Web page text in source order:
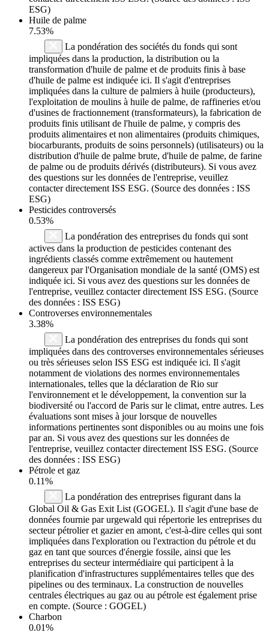
ESG)
Huile de palme
7.53%
La pondération des sociétés du fonds qui sont
impliquées dans la production, la distribution ou la
transformation d'huile de palme et de produits finis à base
d'huile de palme est indiquée ici. Il s'agit d'entreprises
impliquées dans la culture de palmiers à huile (producteurs),
l'exploitation de moulins à huile de palme, de raffineries et/ou
d'usines de fractionnement (transformateurs), la fabrication de
produits finis utilisant de l'huile de palme, y compris des
produits alimentaires et non alimentaires (produits chimiques,
biocarburants, produits de soins personnels) (utilisateurs) ou la
distribution d'huile de palme brute, d'huile de palme, de farine
de palme ou de produits dérivés (distributeurs). Si vous avez
des questions sur les données de l'entreprise, veuillez
contacter directement ISS ESG. (Source des données : ISS
ESG)
Pesticides controversés
0.53%
La pondération des entreprises du fonds qui sont
actives dans la production de pesticides contenant des
ingrédients classés comme extrêmement ou hautement
dangereux par l'Organisation mondiale de la santé (OMS) est
indiquée ici. Si vous avez des questions sur les données de
l'entreprise, veuillez contacter directement ISS ESG. (Source
des données : ISS ESG)
Controverses environnementales
3.38%
La pondération des entreprises du fonds qui sont
impliquées dans des controverses environnementales sérieuses
ou très sérieuses selon ISS ESG est indiquée ici. Il s'agit
notamment de violations des normes environnementales
internationales, telles que la déclaration de Rio sur
l'environnement et le développement, la convention sur la
biodiversité ou l'accord de Paris sur le climat, entre autres. Les
évaluations sont mises à jour lorsque de nouvelles
informations pertinentes sont disponibles ou au moins une fois
par an. Si vous avez des questions sur les données de
l'entreprise, veuillez contacter directement ISS ESG. (Source
des données : ISS ESG)
Pétrole et gaz
0.11%
La pondération des entreprises figurant dans la
Global Oil & Gas Exit List (GOGEL). Il s'agit d'une base de
données fournie par urgewald qui répertorie les entreprises du
secteur pétrolier et gazier en amont, c'est-à-dire celles qui sont
impliquées dans l'exploration ou l'extraction du pétrole et du
gaz en tant que sources d'énergie fossile, ainsi que les
entreprises du secteur intermédiaire qui participent à la
planification d'infrastructures supplémentaires telles que des
pipelines ou des terminaux. La construction de nouvelles
centrales électriques au gaz ou au pétrole est également prise
en compte. (Source : GOGEL)
Charbon
0.01%